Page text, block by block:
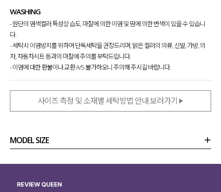
WASHING
- 원단의 염색컬러 특성상 습도, 마찰에 의한 이염 및 땀에 의한 변색이 있을 수 있습니
다.
- 세탁시 이염방지를 위하여 단독세탁을 권장드리며, 밝은 컬러의 의류, 신발, 가방, 의
자, 자동차시트 등과의 마찰에 주의를 부탁드립니다.
- 이염에 대한 환불이나 교환 A/S 불가하오니 주의해 주시길 바랍니다.
사이즈 측정 및 소재별 세탁방법 안내 보러가기
MODEL SIZE